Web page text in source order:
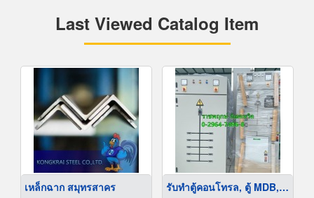
Last Viewed Catalog Item
เหล็กฉาก สมุทรสาคร รับทำตู้คอนโทรล, ตู้ MDB, ตู้ควบคุมระบบไฟฟ้า